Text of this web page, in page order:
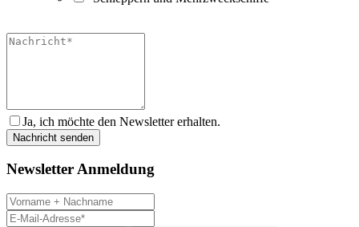
Ja, ich möchte den Newsletter erhalten.
Newsletter Anmeldung